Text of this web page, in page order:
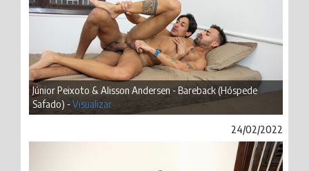
Júnior Peixoto & Alisson Andersen - Bareback (Hóspede
Safado) -Visualizar
24/02/2022